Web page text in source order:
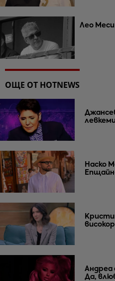
Лео
ОЩЕ ОТ HOTNEWS
Наско
Андреа
Да,